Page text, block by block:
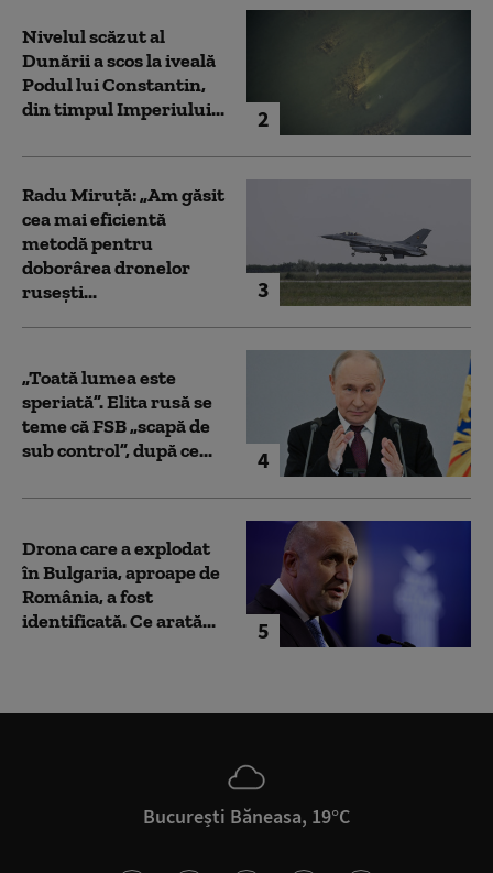
2
Nivelul scăzut al
Dunării a scos la iveală
Podul lui Constantin,
din timpul Imperiului...
3
Radu Miruță: „Am găsit
cea mai eficientă
metodă pentru
doborârea dronelor
rusești...
4
„Toată lumea este
speriată”. Elita rusă se
teme că FSB „scapă de
sub control”, după ce...
5
Drona care a explodat
în Bulgaria, aproape de
România, a fost
identificată. Ce arată...
București Băneasa, 19°C